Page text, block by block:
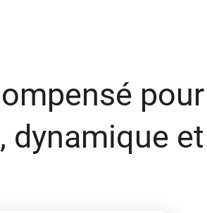
dynamique